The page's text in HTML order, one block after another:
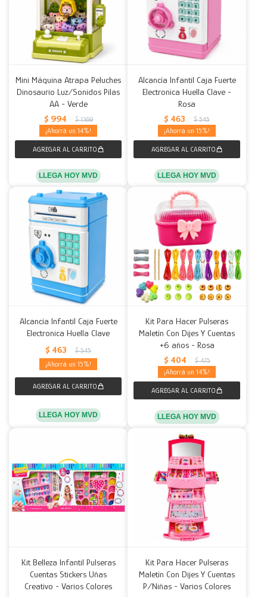
Mini Máquina Atrapa Peluches
Dinosaurio Luz/Sonidos Pilas
AA - Verde
$ 994 $ 1.169
14
LLEGA HOY MVD
Alcancía Infantil Caja Fuerte
Electronica Huella Clave -
Rosa
$ 463 $ 545
15
LLEGA HOY MVD
Alcancía Infantil Caja Fuerte
Electronica Huella Clave
$ 463 $ 545
15
LLEGA HOY MVD
Kit Para Hacer Pulseras
Maletín Con Dijes Y Cuentas
+6 años - Rosa
$ 404 $ 475
14
LLEGA HOY MVD
Kit Belleza Infantil Pulseras
Cuentas Stickers Uñas
Creativo - Varios Colores
Kit Para Hacer Pulseras
Maletín Con Dijes Y Cuentas
P/Niñas - Varios Colores